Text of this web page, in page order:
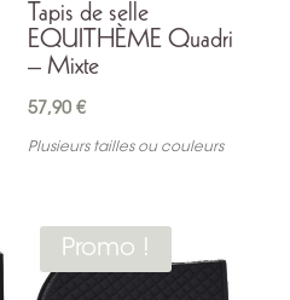
Tapis de selle
EQUITHÈME Quadri
– Mixte
57,90€
Plusieurs tailles ou couleurs
Promo !